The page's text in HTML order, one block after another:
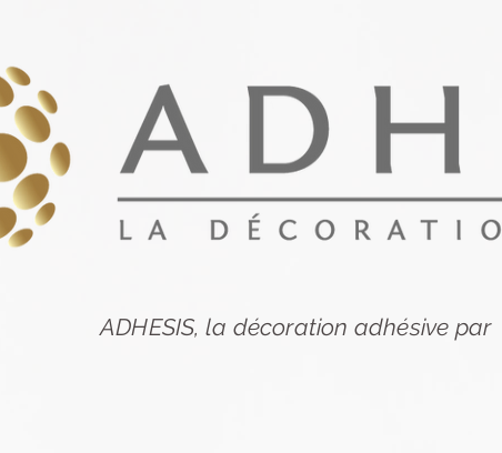
ADHESIS, la décoration adhésive par